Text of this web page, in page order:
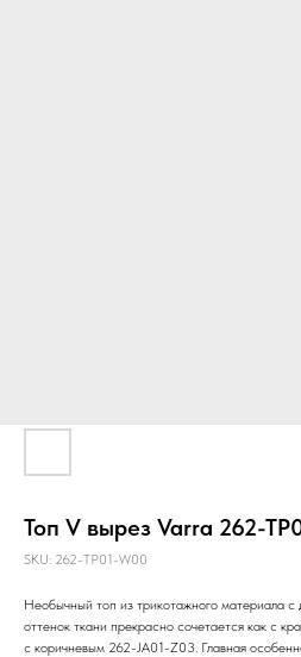
Топ V вырез Varra 262-
SKU: 262-TP01-W00
Необычный топ из трикотажного материала
оттенок ткани прекрасно сочетается как с
с коричневым 262-JA01-Z03. Главная